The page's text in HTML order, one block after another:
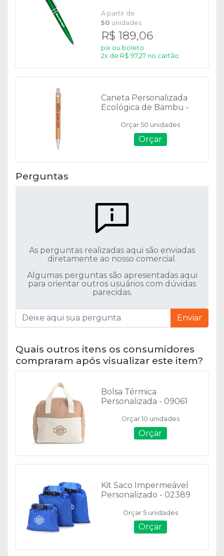
A partir de
50 unidades
R$ 189,06
pix ou boleto
2x de R$ 97,27 no cartão
Caneta Personalizada
Ecológica de Bambu -
Orçar 50 unidades
Orçar
Perguntas
As perguntas realizadas aqui são enviadas
diretamente ao nosso comercial.
Algumas perguntas são apresentadas aqui
para orientar outros usuários com dúvidas
parecidas.
Enviar
Quais outros itens os consumidores
compraram após visualizar este item?
Bolsa Térmica
Personalizada - 09061
Orçar 10 unidades
Orçar
Kit Saco Impermeável
Personalizado - 02389
Orçar 5 unidades
Orçar